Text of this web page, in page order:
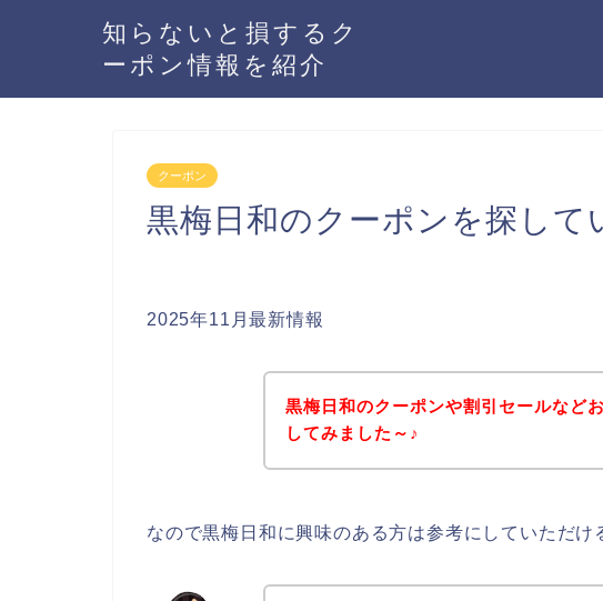
知らないと損するク
ーポン情報を紹介
クーポン
黒梅日和のクーポンを探して
2025年11月最新情報
黒梅日和のクーポンや割引セールなど
してみました～♪
なので黒梅日和に興味のある方は参考にしていただけ